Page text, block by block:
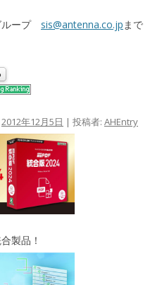
ループ sis@antenna.co.jp まで
2012年12月5日 | 投稿者: AHEntry
製品！